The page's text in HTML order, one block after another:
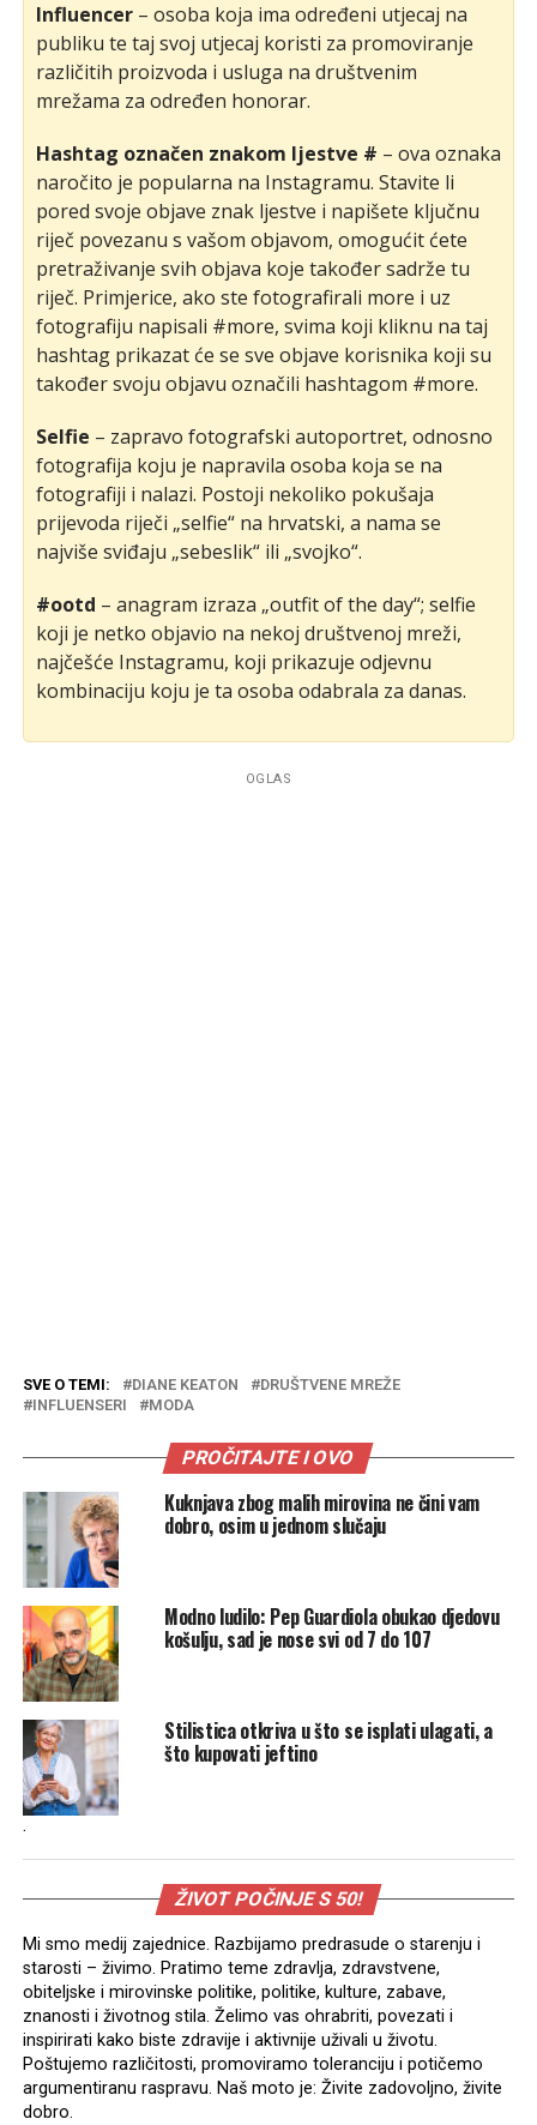
Influencer– osoba koja ima određeni utjecaj na
publiku te taj svoj utjecaj koristi za promoviranje
različitih proizvoda i usluga na društvenim
mrežama za određen honorar.
Hashtag označen znakom ljestve # – ova oznaka
naročito je popularna na Instagramu. Stavite li
pored svoje objave znak ljestve i napišete ključnu
riječ povezanu s vašom objavom, omogućit ćete
pretraživanje svih objava koje također sadrže tu
riječ. Primjerice, ako ste fotografirali more i uz
fotografiju napisali #more, svima koji kliknu na taj
hashtag prikazat će se sve objave korisnika koji su
također svoju objavu označili hashtagom #more.
Selfie – zapravo fotografski autoportret, odnosno
fotografija koju je napravila osoba koja se na
fotografiji i nalazi. Postoji nekoliko pokušaja
prijevoda riječi „selfie“ na hrvatski, a nama se
najviše sviđaju „sebeslik“ ili „svojko“.
#ootd – anagram izraza „outfit of the day“; selfie
koji je netko objavio na nekoj društvenoj mreži,
najčešće Instagramu, koji prikazuje odjevnu
kombinaciju koju je ta osoba odabrala za danas.
OGLAS
SVE O TEMI: DIANE KEATON
DRUŠTVENE MREŽE
INFLUENSERI
MODA
PROČITAJTE I OVO
Kuknjava zbog malih mirovina ne čini vam
dobro, osim u jednom slučaju
Modno ludilo: Pep Guardiola obukao djedovu
košulju, sad je nose svi od 7 do 107
Stilistica otkriva u što se isplati ulagati, a
što kupovati jeftino
.
ŽIVOT POČINJE S 50!
Mi smo medij zajednice. Razbijamo predrasude o starenju i
starosti – živimo. Pratimo teme zdravlja, zdravstvene,
obiteljske i mirovinske politike, politike, kulture, zabave,
znanosti i životnog stila. Želimo vas ohrabriti, povezati i
inspirirati kako biste zdravije i aktivnije uživali u životu.
Poštujemo različitosti, promoviramo toleranciju i potičemo
argumentiranu raspravu. Naš moto je: Živite zadovoljno, živite
dobro.